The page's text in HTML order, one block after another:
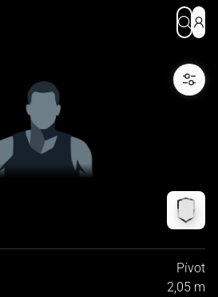
Pívot
2,05 m